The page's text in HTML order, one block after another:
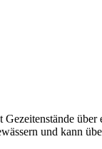
über
und kann